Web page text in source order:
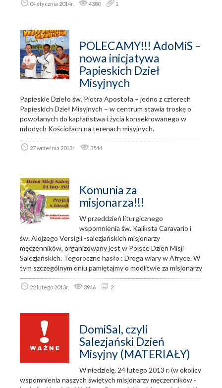
04 stycznia 2014r. 4380 1
POLECAMY!!! AdoMiS –
nowa inicjatywa
Papieskich Dzieł
Misyjnych
Papieskie Dzieło św. Piotra Apostoła – jedno z czterech
Papieskich Dzieł Misyjnych – w centrum stawia troskę o
powołanych do kapłaństwa i życia konsekrowanego w
młodych Kościołach na terenach misyjnych.
27 września 2013r. 3544
Komunia za
misjonarza!!!
W przeddzień liturgicznego
wspomnienia św. Kaliksta Caravario i
św. Alojzego Versigli -salezjańskich misjonarzy
męczenników, organizowany jest w Polsce Dzień Misji
Salezjańskich. Tegoroczne hasło : Droga wiary w Afryce. W
tym szczególnym dniu pamiętajmy o modlitwie za misjonarzy
22 lutego 2013r. 3946 2
DomiSal, czyli
Salezjański Dzień
Misyjny (MATERIAŁY)
W niedzielę, 24 lutego 2013 r. (w okolicy
wspomnienia naszych świętych misjonarzy męczenników -